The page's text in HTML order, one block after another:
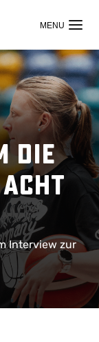
die
acht
Interview zur